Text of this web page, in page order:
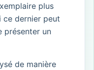
plus
ce dernier peut
présenter un
de manière